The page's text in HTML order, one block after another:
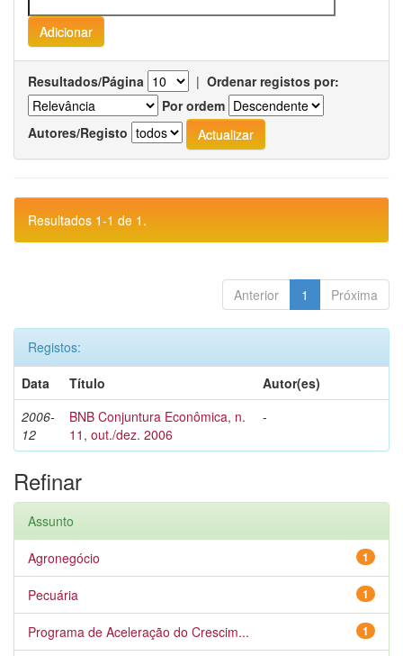
Resultados/Página | Ordenar registos por:
Por ordem
Autores/Registo
Resultados 1-1 de 1.
Anterior 1 Próxima
Registos:
Data
Título
Autor(es)
2006-
12
BNB Conjuntura Econômica, n.
11, out./dez. 2006
-
Refinar
Assunto
1
Agronegócio
1
Pecuária
1
Programa de Aceleração do Crescim...